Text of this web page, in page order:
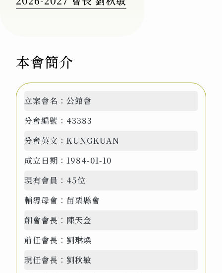
本會簡介
立案會名： 公館會
分會編號： 43383
分會英文： KUNGKUAN
成立日期： 1984-01-10
現有會員： 45位
輔導母會： 苗栗縣會
創會會長： 陳天金
前任會長： 劉琳煥
現任會長： 劉秋敏